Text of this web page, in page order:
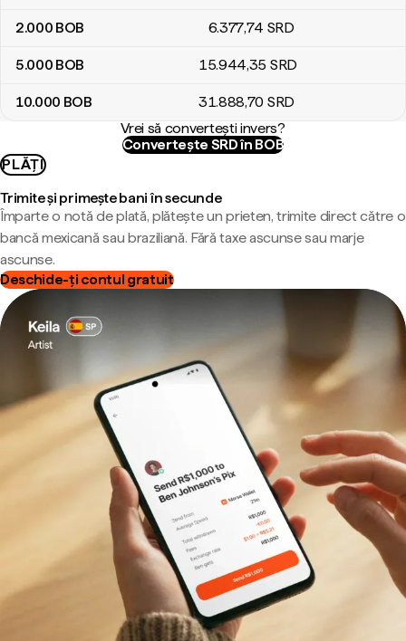
2.000 BOB 6.377,74 SRD
5.000 BOB 15.944,35 SRD
10.000 BOB 31.888,70 SRD
Vrei să convertești invers?
Convertește SRD în BOB
PLĂȚI
Trimite și primește bani în secunde
Împarte o notă de plată, plătește un prieten, trimite direct către o
bancă mexicană sau braziliană. Fără taxe ascunse sau marje
ascunse.
Deschide-ți contul gratuit